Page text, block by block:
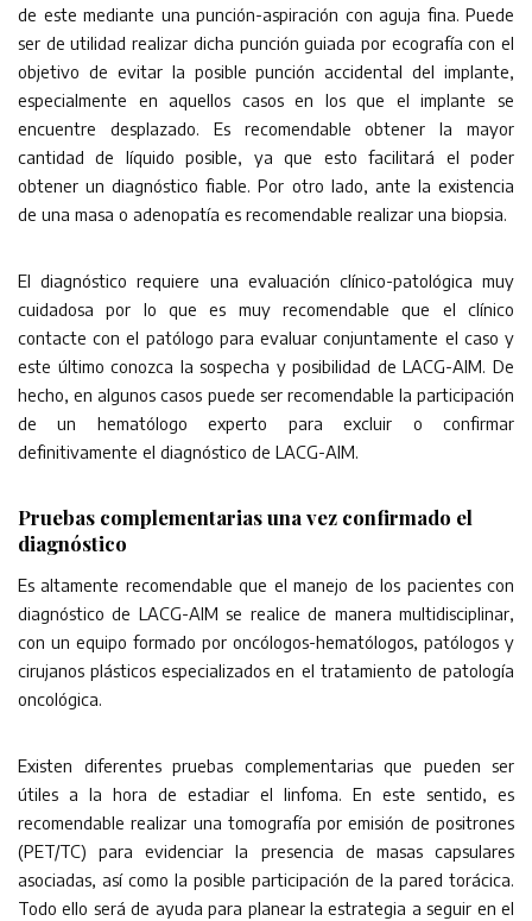
de este mediante una punción-aspiración con aguja fina. Puede
ser de utilidad realizar dicha punción guiada por ecografía con el
objetivo de evitar la posible punción accidental del implante,
especialmente en aquellos casos en los que el implante se
encuentre desplazado. Es recomendable obtener la mayor
cantidad de líquido posible, ya que esto facilitará el poder
obtener un diagnóstico fiable. Por otro lado, ante la existencia
de una masa o adenopatía es recomendable realizar una biopsia.
El diagnóstico requiere una evaluación clínico-patológica muy
cuidadosa por lo que es muy recomendable que el clínico
contacte con el patólogo para evaluar conjuntamente el caso y
este último conozca la sospecha y posibilidad de LACG-AIM. De
hecho, en algunos casos puede ser recomendable la participación
de un hematólogo experto para excluir o confirmar
definitivamente el diagnóstico de LACG-AIM.
Pruebas complementarias una vez confirmado el
diagnóstico
Es altamente recomendable que el manejo de los pacientes con
diagnóstico de LACG-AIM se realice de manera multidisciplinar,
con un equipo formado por oncólogos-hematólogos, patólogos y
cirujanos plásticos especializados en el tratamiento de patología
oncológica.
Existen diferentes pruebas complementarias que pueden ser
útiles a la hora de estadiar el linfoma. En este sentido, es
recomendable realizar una tomografía por emisión de positrones
(PET/TC) para evidenciar la presencia de masas capsulares
asociadas, así como la posible participación de la pared torácica.
Todo ello será de ayuda para planear la estrategia a seguir en el